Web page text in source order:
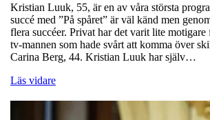
Kristian Luuk, 55, är en av våra största
succé med ”På spåret” är väl känd men
flera succéer. Privat har det varit lite motigare
tv-mannen som hade svårt att komma över
Carina Berg, 44. Kristian Luuk har själv…
Läs vidare